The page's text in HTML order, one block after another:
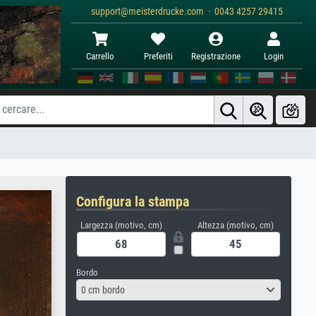
support@meisterdrucke.com · 0043 4257 29415
Carrello Preferiti Registrazione Login
Configura la stampa
Largezza (motivo, cm) Altezza (motivo, cm)
Bordo
0 cm bordo